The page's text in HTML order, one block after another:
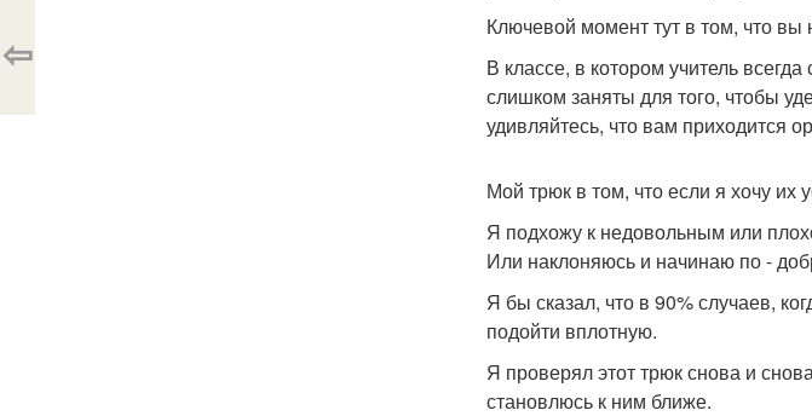
Ключевой момент тут в том, что
В классе, в котором учитель
слишком заняты для того, чтобы
удивляйтесь, что вам приходится
Мой трюк в том, что если я хочу их
Я подхожу к недовольным или
Или наклоняюсь и начинаю по -
Я бы сказал, что в 90% случаев,
подойти вплотную.
Я проверял этот трюк снова и
становлюсь к ним ближе.
⇦